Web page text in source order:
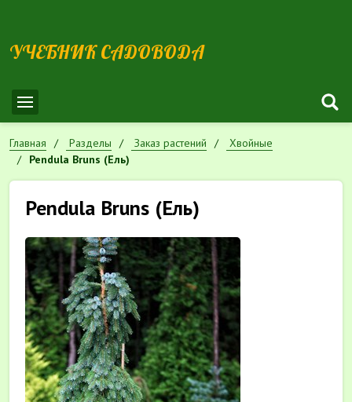
УЧЕБНИК САДОВОДА
Главная Разделы Заказ растений
Хвойные
Pendula Bruns (Ель)
Pendula Bruns (Ель)